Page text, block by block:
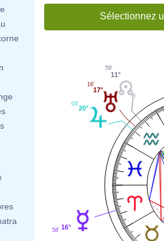
Sélectionnez
11°
59'
17°
16'
20°
03'
16°
58'